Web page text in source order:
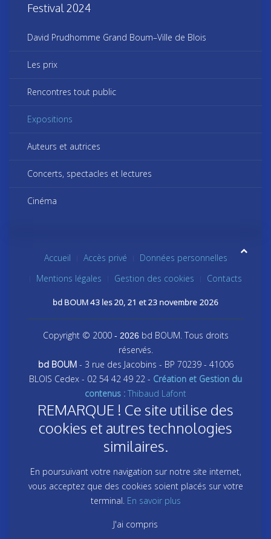
Festival 2024
David Prudhomme Grand Boum–Ville de Blois
Les prix
Rencontres tout public
Expositions
Auteurs et autrices
Concerts, spectacles et lectures
Cinéma
Accueil Accès privé
Données personnelles
Mentions légales
Gestion des cookies Contacts
bd BOUM 43 les 20, 21 et 23 novembre 2026
Copyright © 2000- 2026 bd BOUM. Tous droits
réservés.
bd BOUM- 3 rue des Jacobins - BP 70239 - 41006
BLOIS Cedex - 02 54 42 49 22 - Création et Gestion du
contenus : Thibaud Lafont
REMARQUE ! Ce site utilise des
cookies et autres technologies
similaires.
En poursuivant votre navigation sur notre site internet,
vous acceptez que des cookies soient placés sur votre
terminal. En savoir plus
J'ai compris